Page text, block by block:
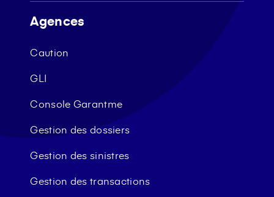
Agences
Caution
GLI
Console Garantme
Gestion des dossiers
Gestion des sinistres
Gestion des transactions